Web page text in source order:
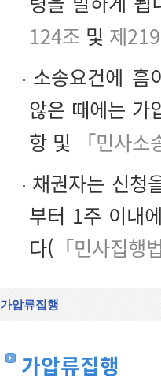
124조 및 제
소송요건에 흠
않은 때에는 가
항 및
「민사
채권자는 신청
부터 1주 이내
다( 「민사집
가압류집행
가압류집행